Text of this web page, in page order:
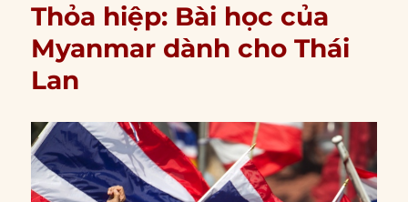
Thỏa hiệp: Bài học của
Myanmar dành cho Thái
Lan